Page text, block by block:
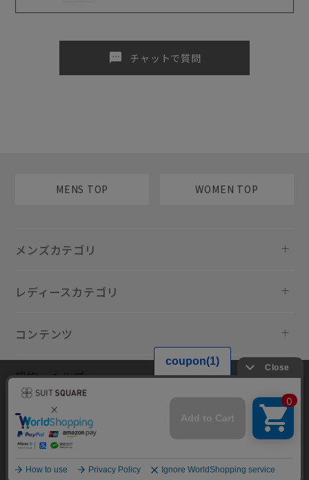
sms チャットで質問
MENS TOP WOMEN TOP
メンズカテゴリ
レディースカテゴリ
コンテンツ
規約・ヘルプ
Copyright © AOYAMA TRADING Co.,Ltd. All Rights Reserved
当サイトでは利用体験の向上およびコンテンツの最適な提供、トラフィ
ックの分析を目的としてCookieを使用しています。サイトの閲覧を継続
された場合、Cookieの利用に同意したものといたします。詳細について
はプライバシーポリシー をご確認ください。
同意して閉じる